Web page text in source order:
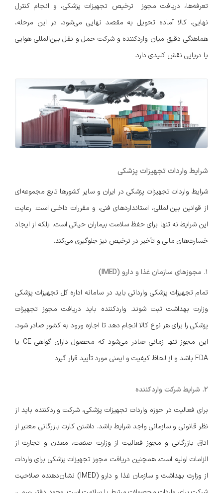
تعرفه‌ها، دریافت مجوز ترخیص تجهیزات پزشکی، و انجام کنترل
نهایی، کالا آماده تحویل به مقصد نهایی می‌شود. در این مرحله،
هماهنگی دقیق میان واردکننده و شرکت حمل و نقل بین‌المللی هوایی
یا دریایی نقش کلیدی دارد.
شرایط واردات تجهیزات پزشکی
شرایط واردات تجهیزات پزشکی در ایران و سایر کشورها تابع مجموعه‌ای
از قوانین بین‌المللی، استانداردهای فنی، و مقررات داخلی است. رعایت
این شرایط نه‌ تنها برای حفظ سلامت بیماران حیاتی است، بلکه از ایجاد
خسارت‌های مالی و تأخیر در ترخیص نیز جلوگیری می‌کند.
۱. مجوزهای سازمان غذا و دارو (IMED)
تمام تجهیزات پزشکی وارداتی باید در سامانه اداره کل تجهیزات پزشکی
وزارت بهداشت ثبت شوند. واردکننده باید دریافت مجوز تجهیزات
پزشکی را برای هر نوع کالا انجام دهد تا اجازه ورود به کشور صادر شود.
این مجوز تنها زمانی صادر می‌شود که محصول دارای گواهی CE یا
FDA باشد و از لحاظ کیفیت و ایمنی مورد تأیید قرار گیرد.
۲. شرایط شرکت واردکننده
برای فعالیت در حوزه واردات تجهیزات پزشکی، شرکت واردکننده باید از
نظر قانونی و سازمانی واجد شرایط باشد. داشتن کارت بازرگانی معتبر از
اتاق بازرگانی و مجوز فعالیت از وزارت صنعت، معدن و تجارت از
الزامات اولیه است. همچنین دریافت مجوز تجهیزات پزشکی برای واردات
از وزارت بهداشت و سازمان غذا و دارو (IMED) نشان‌دهنده صلاحیت